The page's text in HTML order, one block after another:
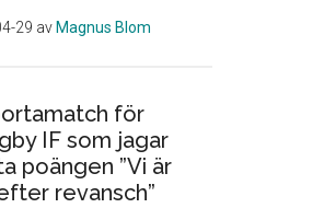
29 av Magnus Blom
för
IF som jagar
poängen ”Vi är
revansch”